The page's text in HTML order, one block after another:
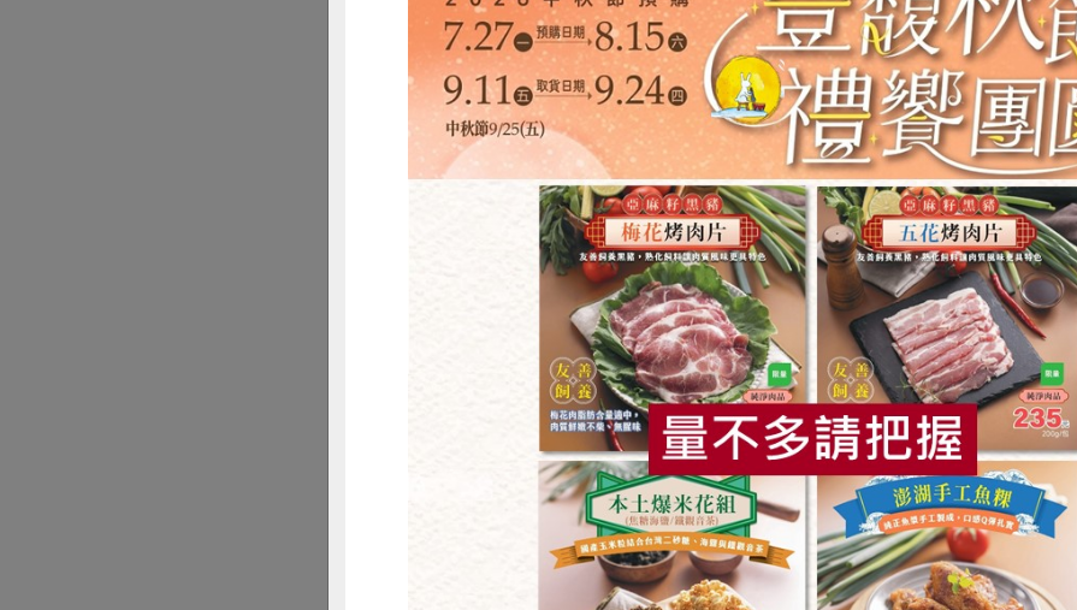
童讀物上努力耕耘，不過她也不禁問：「這些年來台灣的公民教育是否真正落實
她抱持著質疑的態度，但當她得知灣寶的故事─個活生生發生在這塊土地的真實故
箱簡單而直接的回答：「我只是希望在祖先傳下來的地方上生活。」彷彿道出大
中共同討論什麼是民主，讓孩子了解土地是多麼地寶貴，如何愛護他，如何發揮公
作者周姚萍在序中提到：寫了《守護寶地大作戰》，藉由這個農民抵擋不當開發
謂的經濟開發，實質上是為土地和生態帶來毀滅性的命運，讓所有人今後再也沒
每天賴以維生的糧食來源，那麼，身在其中的每個人，要做出什麼樣的選擇呢？
這個故事還講到「民主」。我們生活在民主的社會中，但什麼是民主呢？書中藉
應農地受到不當徵收的抗爭情節，期盼小讀者思考：民主是每個人都只管大聲嚷
會的整體利益嗎？至於想要享受真正的民主，需不需要具備自治、追求正義等公
更深、更廣！也可以做得更多更多！（作者：創社理事主席，現任合作社社務顧問）
原刊登於《綠主張》月刊2013年8月119期。
惜食 RPET 食譜 減硝酸鹽 雞蛋 食安 共同